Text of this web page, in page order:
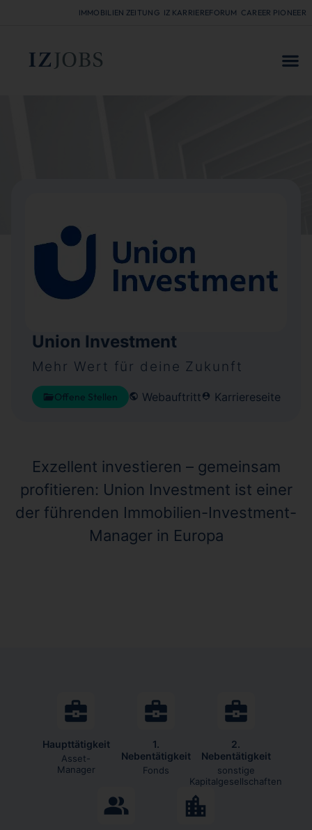
IMMOBILIEN ZEITUNG IZ KARRIEREFORUM CAREER PIONEER
Union Investment
Mehr Wert für deine Zukunft
Offene Stellen Webauftritt Karriereseite
Exzellent investieren – gemeinsam
profitieren: Union Investment ist einer
der führenden Immobilien-Investment-
Manager in Europa
Haupttätigkeit
Asset-
Manager
1.
Nebentätigkeit
Fonds
2.
Nebentätigkeit
sonstige
Kapitalgesellschaften